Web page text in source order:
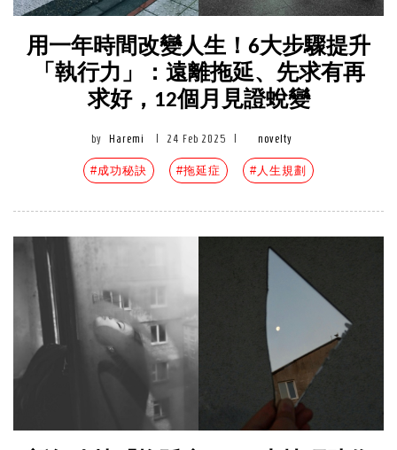
用一年時間改變人生！6大步驟提升
「執行力」：遠離拖延、先求有再
求好，12個月見證蛻變
by Haremi 24 Feb 2025 novelty
#成功秘訣 #拖延症 #人生規劃